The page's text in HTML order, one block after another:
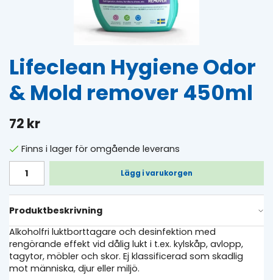
Lifeclean Hygiene Odor
& Mold remover 450ml
72 kr
Finns i lager för omgående leverans
Lägg i varukorgen
Produktbeskrivning
Alkoholfri luktborttagare och desinfektion med
rengörande effekt vid dålig lukt i t.ex. kylskåp, avlopp,
tagytor, möbler och skor. Ej klassificerad som skadlig
mot människa, djur eller miljö.